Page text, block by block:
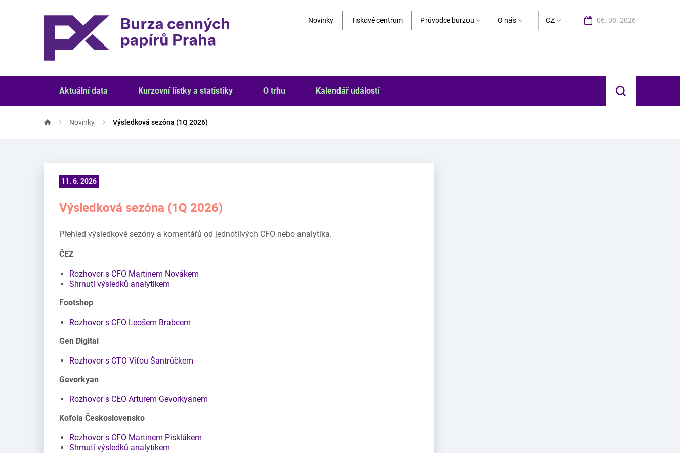
Novinky Tiskové centrum Průvodce burzou O nás CZ 06. 08. 2026
Aktuální data Kurzovní lístky a statistiky O trhu Kalendář událostí
Novinky Výsledková sezóna (1Q 2026)
11. 6. 2026
Výsledková sezóna (1Q 2026)
Přehled výsledkové sezóny a komentářů od jednotlivých CFO nebo analytika.
ČEZ
Rozhovor s CFO Martinem Novákem
Shrnutí výsledků analytikem
Footshop
Rozhovor s CFO Leošem Brabcem
Gen Digital
Rozhovor s CTO Víťou Šantrůčkem
Gevorkyan
Rozhovor s CEO Arturem Gevorkyanem
Kofola Československo
Rozhovor s CFO Martinem Pisklákem
Shrnutí výsledků analytikem